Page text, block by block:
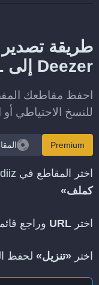
طريقة
Deezer إلى URL
للنسخ الاحتياطي
Premium
اختر المقاطع في Soundiiz، ثم اختر
كملف»
اختر URL وراجع
اختر «تنزيل» لحفظ